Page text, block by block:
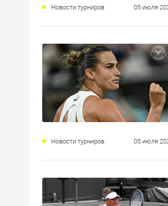
Новости турниров 05 июля
Новости турниров 05 июля